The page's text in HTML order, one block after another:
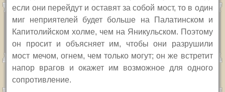
если они перейдут и оставят за собой мост, то в один
миг неприятелей будет больше на Палатинском и
Капитолийском холме, чем на Яникульском. Поэтому
он просит и объясняет им, чтобы они разрушили
мост мечом, огнем, чем только могут; он же встретит
напор врагов и окажет им возможное для одного
сопротивление.